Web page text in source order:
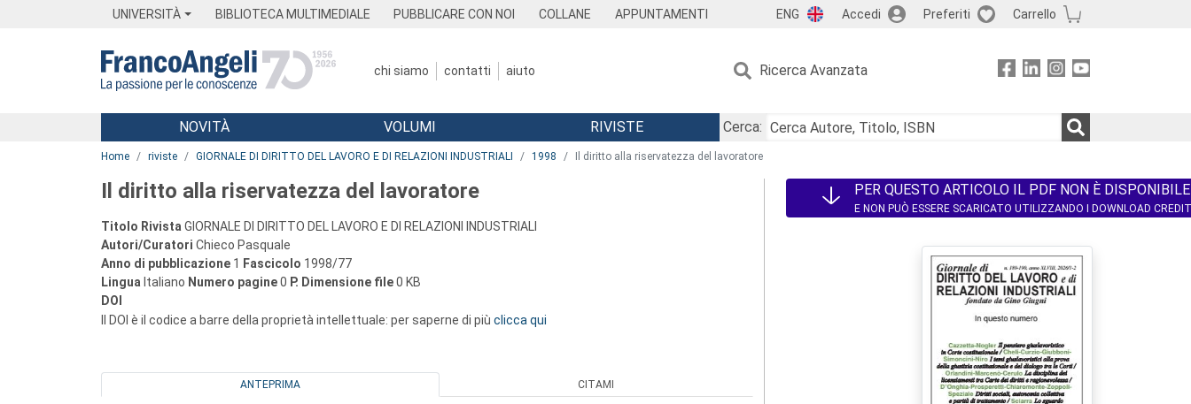
UNIVERSITÀ BIBLIOTECA MULTIMEDIALE PUBBLICARE CON NOI COLLANE APPUNTAMENTI ENG Accedi Preferiti Carrello
chi siamo contatti aiuto Ricerca Avanzata
Menu
NOVITÀ VOLUMI RIVISTE
Cerca:
Home riviste GIORNALE DI DIRITTO DEL LAVORO E DI RELAZIONI INDUSTRIALI 1998 Il diritto alla riservatezza del lavoratore
Il diritto alla riservatezza del lavoratore
Titolo Rivista GIORNALE DI DIRITTO DEL LAVORO E DI RELAZIONI INDUSTRIALI
Autori/Curatori Chieco Pasquale
Anno di pubblicazione 1 Fascicolo 1998/77
Lingua Italiano Numero pagine0 P. Dimensione file0 KB
DOI
Il DOI è il codice a barre della proprietà intellettuale: per saperne di più clicca qui
ANTEPRIMA CITAMI
PER QUESTO ARTICOLO IL PDF NON È DISPONIBILE
E NON PUÒ ESSERE SCARICATO UTILIZZANDO I DOWNLOAD CREDIT